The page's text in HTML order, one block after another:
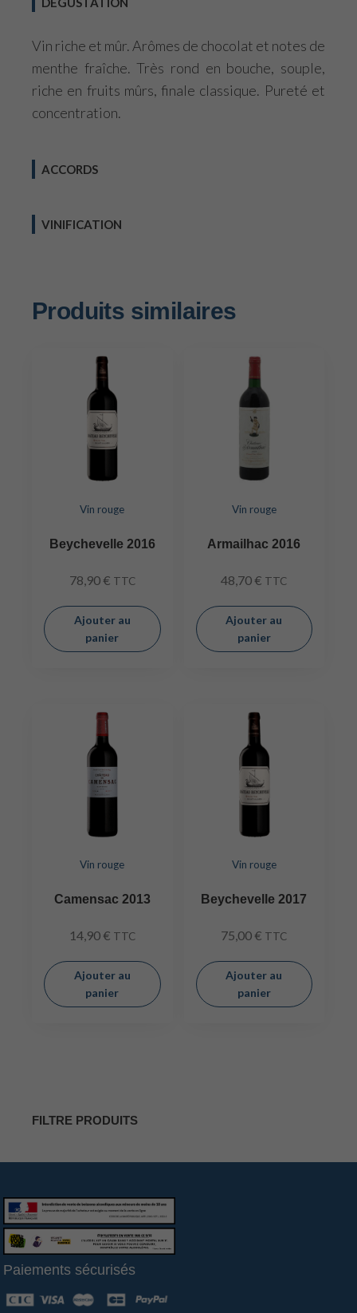
Vin riche et mûr. Arômes de chocolat et notes de
menthe fraîche. Très rond en bouche, souple,
riche en fruits mûrs, finale classique. Pureté et
concentration.
ACCORDS
VINIFICATION
Produits similaires
Vin rouge
Beychevelle 2016
78,90 € TTC
Ajouter au
panier
Vin rouge
Armailhac 2016
48,70 € TTC
Ajouter au
panier
Vin rouge
Camensac 2013
14,90 € TTC
Ajouter au
panier
Vin rouge
Beychevelle 2017
75,00 € TTC
Ajouter au
panier
FILTRE PRODUITS
Paiements sécurisés